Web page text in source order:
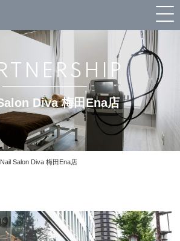
Diva 梅田Ena店
Nail Salon Diva 梅田Ena店